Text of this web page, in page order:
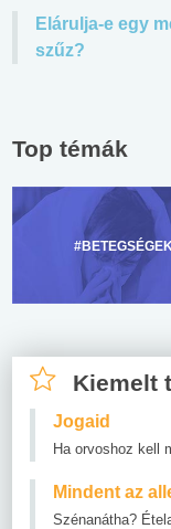
Elárulja-e egy
szűz?
Top témák
#BETEGSÉGEK
Kiemelt
Jogaid
Ha orvoshoz kell
Mindent az
Szénanátha?